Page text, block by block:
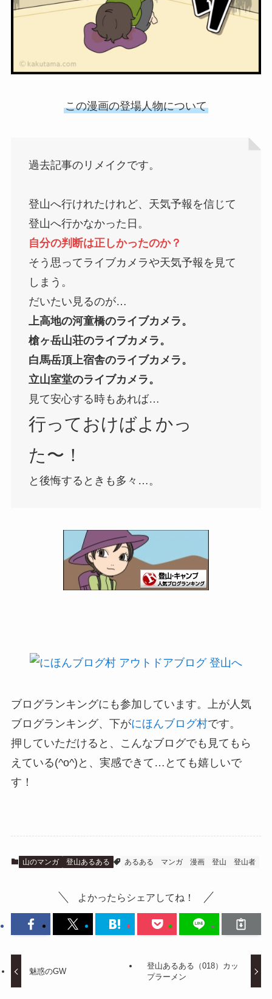
この漫画の登場人物について
過去記事のリメイクです。
登山へ行けれたけれど、天気予報を信じて
登山へ行かなかった日。
自分の判断は正しかったのか？
そう思ってライブカメラや天気予報を見て
しまう。
だいたい見るのが…
上高地の河童橋のライブカメラ。
槍ヶ岳山荘のライブカメラ。
白馬岳頂上宿舎のライブカメラ。
立山室堂のライブカメラ。
見て安心する時もあれば…
行っておけばよかっ
た〜！
と後悔するときも多々…。
ブログランキングにも参加しています。上が人気
ブログランキング、下がにほんブログ村です。
押していただけると、こんなブログでも見てもら
えている(^o^)と、実感できて…とても嬉しいで
す！
山のマンガ 登山あるある あるある マンガ 漫画 登山 登山者
よかったらシェアしてね！
魅惑のGW
登山あるある（018）カッ
プラーメン